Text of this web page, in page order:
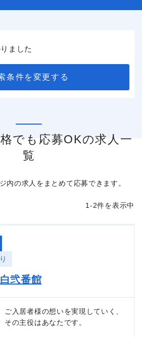
ました
条件を変更する
覧
内の求人をまとめて応募できます。
1-2件を表示中
弐番館
ご入居者様の想いを実現していく、
その主役はあなたです。